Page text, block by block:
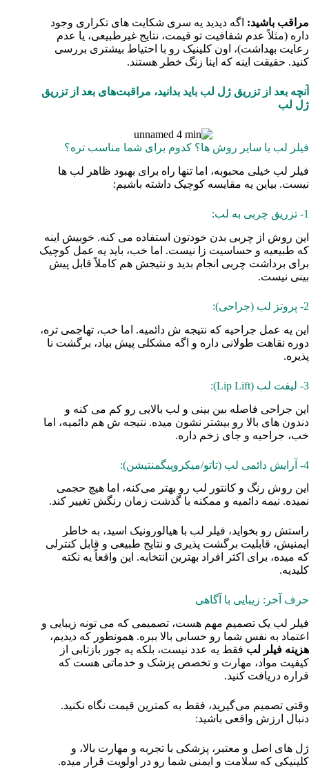
مراقب باشید: اگه دیدید یه سری شکایت‌ های تکراری وجود
داره (مثلاً عدم شفافیت تو قیمت، نتایج غیرطبیعی، یا عدم
رعایت بهداشت)، اون کلینیک رو با احتیاط بیشتری بررسی
کنید. حقیقت اینه که اینا زنگ خطر هستند.
آنچه بعد از تزریق ژل لب باید بدانید، مراقبت‌های بعد از تزریق
ژل لب
فیلر لب یا سایر روش‌ ها؟ کدوم برای شما مناسب‌ تره؟
فیلر لب خیلی محبوبه، اما تنها راه برای بهبود ظاهر لب‌ ها
نیست. بیاین یه مقایسه کوچیک داشته باشیم:
1- تزریق چربی به لب:
این روش از چربی بدن خودتون استفاده می‌ کنه. خوبیش اینه
که طبیعیه و حساسیت‌ زا نیست. اما خب، باید یه عمل کوچیک
برای برداشت چربی انجام بدید و نتیجش هم کاملاً قابل پیش‌
بینی نیست.
2- پروتز لب (جراحی):
این یه عمل جراحیه که نتیجه‌ ش دائمیه. اما خب، تهاجمی‌ تره،
دوره نقاهت طولانی داره و اگه مشکلی پیش بیاد، برگشت‌ نا
پذیره.
3- لیفت لب (Lip Lift):
این جراحی فاصله بین بینی و لب بالایی رو کم می‌ کنه و
دندون‌ های بالا رو بیشتر نشون میده. نتیجه‌ ش هم دائمیه، اما
خب، جراحیه و جای زخم داره.
4- آرایش دائمی لب (تاتو/میکروپیگمنتیشن):
این روش رنگ و کانتور لب رو بهتر می‌کنه، اما هیچ حجمی
نمیده. نیمه‌ دائمیه و ممکنه با گذشت زمان رنگش تغییر کند.
راستش رو بخواید، فیلر لب با هیالورونیک اسید، به خاطر
ایمنیش، قابلیت برگشت‌ پذیری و نتایج طبیعی و قابل کنترلی
که میده، برای اکثر افراد بهترین انتخابه. این واقعاً یه نکته
کلیدیه.
حرف آخر: زیبایی با آگاهی
فیلر لب یک تصمیم مهم هست، تصمیمی که می‌ تونه زیبایی و
اعتماد به نفس شما رو حسابی بالا ببره. همونطور که دیدیم،
هزینه فیلر لب فقط یه عدد نیست، بلکه یه جور بازتابی از
کیفیت مواد، مهارت و تخصص پزشک و خدماتی هست که
قراره دریافت کنید.
وقتی تصمیم می‌گیرید، فقط به کمترین قیمت نگاه نکنید.
دنبال ارزش واقعی باشید:
ژل‌ های اصل و معتبر، پزشکی با تجربه و مهارت بالا، و
کلینیکی که سلامت و ایمنی شما رو در اولویت قرار میده.